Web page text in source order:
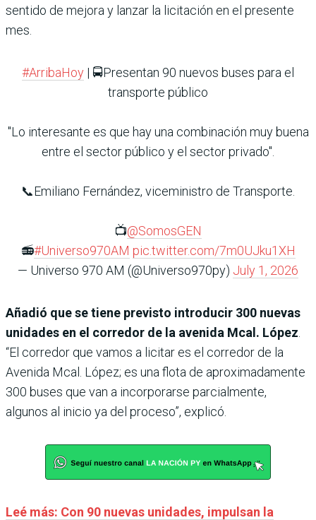
sentido de mejora y lanzar la licitación en el presente
mes.
#ArribaHoy | 🚍Presentan 90 nuevos buses para el
transporte público
"Lo interesante es que hay una combinación muy buena
entre el sector público y el sector privado".
📞Emiliano Fernández, viceministro de Transporte.
📺@SomosGEN
📻#Universo970AM pic.twitter.com/7m0UJku1XH
— Universo 970 AM (@Universo970py) July 1, 2026
Añadió que se tiene previsto introducir 300 nuevas
unidades en el corredor de la avenida Mcal. López
“El corredor que vamos a licitar es el corredor de la
Avenida Mcal. López; es una flota de aproximadamente
300 buses que van a incorporarse parcialmente,
algunos al inicio ya del proceso”, explicó.
Leé más: Con 90 nuevas unidades, impulsan la